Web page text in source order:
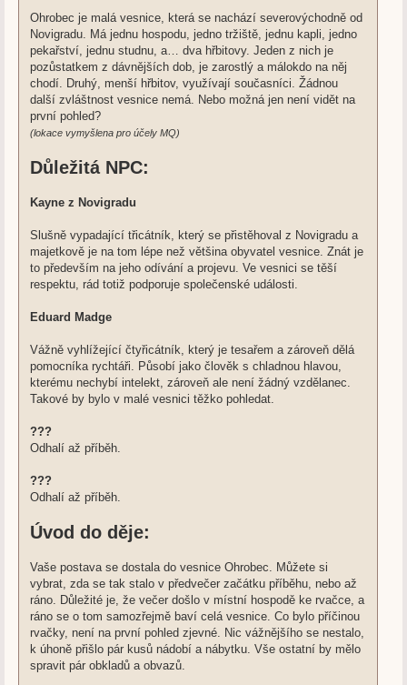
Ohrobec je malá vesnice, která se nachází severovýchodně od
Novigradu. Má jednu hospodu, jedno tržiště, jednu kapli, jedno
pekařství, jednu studnu, a… dva hřbitovy. Jeden z nich je
pozůstatkem z dávnějších dob, je zarostlý a málokdo na něj
chodí. Druhý, menší hřbitov, využívají současníci. Žádnou
další zvláštnost vesnice nemá. Nebo možná jen není vidět na
první pohled?
(lokace vymyšlena pro účely MQ)
Důležitá NPC:
Kayne z Novigradu
Slušně vypadající třicátník, který se přistěhoval z Novigradu a
majetkově je na tom lépe než většina obyvatel vesnice. Znát je
to především na jeho odívání a projevu. Ve vesnici se těší
respektu, rád totiž podporuje společenské události.
Eduard Madge
Vážně vyhlížející čtyřicátník, který je tesařem a zároveň dělá
pomocníka rychtáři. Působí jako člověk s chladnou hlavou,
kterému nechybí intelekt, zároveň ale není žádný vzdělanec.
Takové by bylo v malé vesnici těžko pohledat.
???
Odhalí až příběh.
???
Odhalí až příběh.
Úvod do děje:
Vaše postava se dostala do vesnice Ohrobec. Můžete si
vybrat, zda se tak stalo v předvečer začátku příběhu, nebo až
ráno. Důležité je, že večer došlo v místní hospodě ke rvačce, a
ráno se o tom samozřejmě baví celá vesnice. Co bylo příčinou
rvačky, není na první pohled zjevné. Nic vážnějšího se nestalo,
k úhoně přišlo pár kusů nádobí a nábytku. Vše ostatní by mělo
spravit pár obkladů a obvazů.